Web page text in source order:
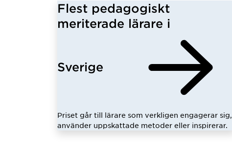
Flest pedagogiskt
meriterade lärare i
Sverige
Priset går till lärare som verkligen engagerar sig,
använder uppskattade metoder eller inspirerar.